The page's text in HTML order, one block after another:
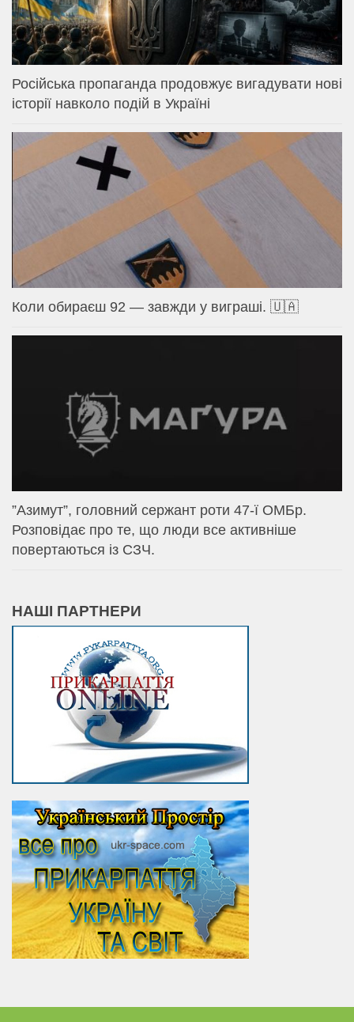
Російська пропаганда продовжує вигадувати нові
історії навколо подій в Україні
Коли обираєш 92 — завжди у виграші. 🇺🇦
⁨”Азимут”, головний сержант роти 47-ї ОМБр.
Розповідає про те, що люди все активніше
повертаються із СЗЧ.
НАШІ ПАРТНЕРИ